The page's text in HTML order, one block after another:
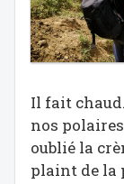
Il fait
nos
oublié la
plaint de la